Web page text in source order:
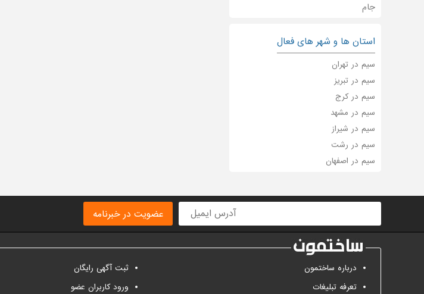
جام
استان ها و شهر های فعال
سیم در تهران
سیم در تبریز
سیم در کرج
سیم در مشهد
سیم در شیراز
سیم در رشت
سیم در اصفهان
عضویت در خبرنامه
درباره ساختمون
تعرفه تبلیغات
ثبت آگهی رایگان
ورود کاربران عضو